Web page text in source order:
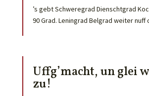
’s gebt Schweregrad Dienschtgrad
90 Grad. Leningrad Belgrad weiter nuff
Uffg’macht, un glei
zu!